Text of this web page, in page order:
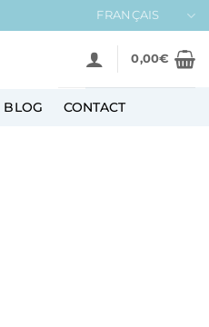
FRANÇAIS
0,00€
BLOG CONTACT